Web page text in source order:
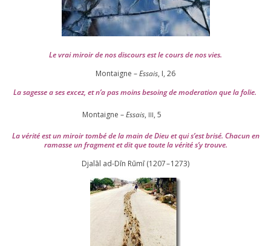
Le vrai miroir de nos dis­cours est le cours de nos vies.
Montaigne –Essais, I, 26
La sagesse a ses excez, et n’a pas moins besoing de mode­ra­tion que la folie.
Montaigne –Essais, III, 5
La véri­té est un miroir tom­bé de la main de Dieu et qui s’est bri­sé. Chacun en
ramasse un frag­ment et dit que toute la véri­té s’y trouve.
Djalāl ad-Dīn Rūmī (1207–1273)